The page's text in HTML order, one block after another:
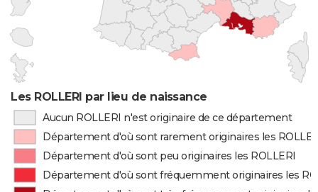
Les ROLLERI par lieu de naissance
Aucun ROLLERI n'est originaire de ce département
Département d'où sont rarement originaires les
Département d'où sont peu originaires les ROLLERI
Département d'où sont fréquemment originaires les